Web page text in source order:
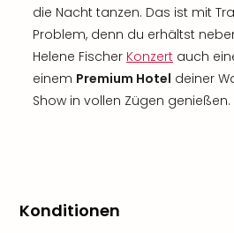
die Nacht tanzen. Das ist mit
Problem, denn du erhältst
Helene Fischer Konzert auch
einem Premium Hotel deiner
Show in vollen Zügen genießen.
Konditionen